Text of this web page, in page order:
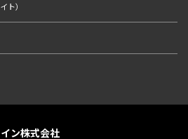
ト）
ン株式会社